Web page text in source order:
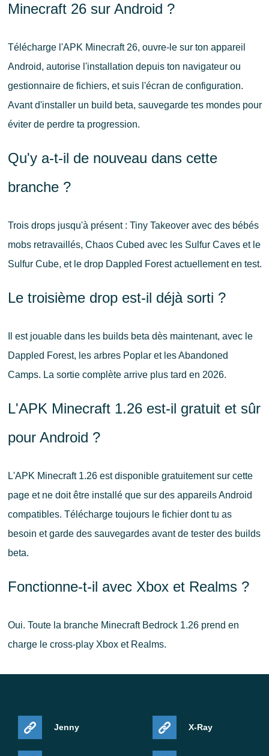
Minecraft 26 sur Android ?
Télécharge l'APK Minecraft 26, ouvre-le sur ton appareil
Android, autorise l'installation depuis ton navigateur ou
gestionnaire de fichiers, et suis l'écran de configuration.
Avant d'installer un build beta, sauvegarde tes mondes pour
éviter de perdre ta progression.
Qu'y a-t-il de nouveau dans cette
branche ?
Trois drops jusqu'à présent : Tiny Takeover avec des bébés
mobs retravaillés, Chaos Cubed avec les Sulfur Caves et le
Sulfur Cube, et le drop Dappled Forest actuellement en test.
Le troisième drop est-il déjà sorti ?
Il est jouable dans les builds beta dès maintenant, avec le
Dappled Forest, les arbres Poplar et les Abandoned
Camps. La sortie complète arrive plus tard en 2026.
L'APK Minecraft 1.26 est-il gratuit et sûr
pour Android ?
L'APK Minecraft 1.26 est disponible gratuitement sur cette
page et ne doit être installé que sur des appareils Android
compatibles. Télécharge toujours le fichier dont tu as
besoin et garde des sauvegardes avant de tester des builds
beta.
Fonctionne-t-il avec Xbox et Realms ?
Oui. Toute la branche Minecraft Bedrock 1.26 prend en
charge le cross-play Xbox et Realms.
Jenny X-Ray